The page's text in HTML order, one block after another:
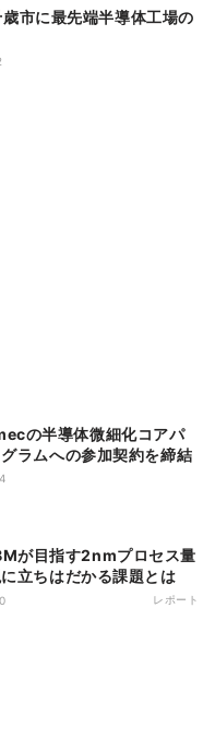
市に最先端半導体工場の
の半導体微細化コアパ
ラムへの参加契約を締結
が目指す2nmプロセス量
立ちはだかる課題とは
レポート